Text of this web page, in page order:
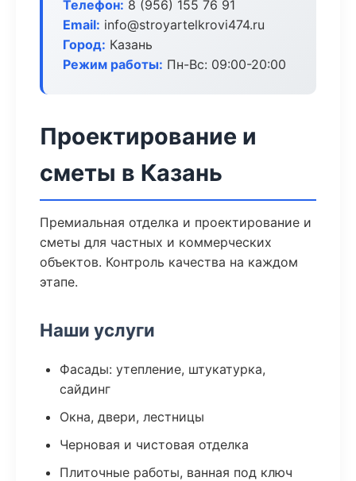
Телефон: 8 (956) 155 76 91
Email: info@stroyartelkrovi474.ru
Город: Казань
Режим работы: Пн-Вс: 09:00-20:00
Проектирование и
сметы в Казань
Премиальная отделка и проектирование и
сметы для частных и коммерческих
объектов. Контроль качества на каждом
этапе.
Наши услуги
Фасады: утепление, штукатурка,
сайдинг
Окна, двери, лестницы
Черновая и чистовая отделка
Плиточные работы, ванная под ключ